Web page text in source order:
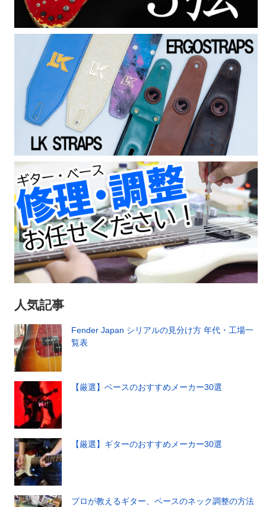
人気記事
Fender Japan シリアルの見分け方 年代・工場一
覧表
【厳選】ベースのおすすめメーカー30選
【厳選】ギターのおすすめメーカー30選
プロが教えるギター、ベースのネック調整の方法